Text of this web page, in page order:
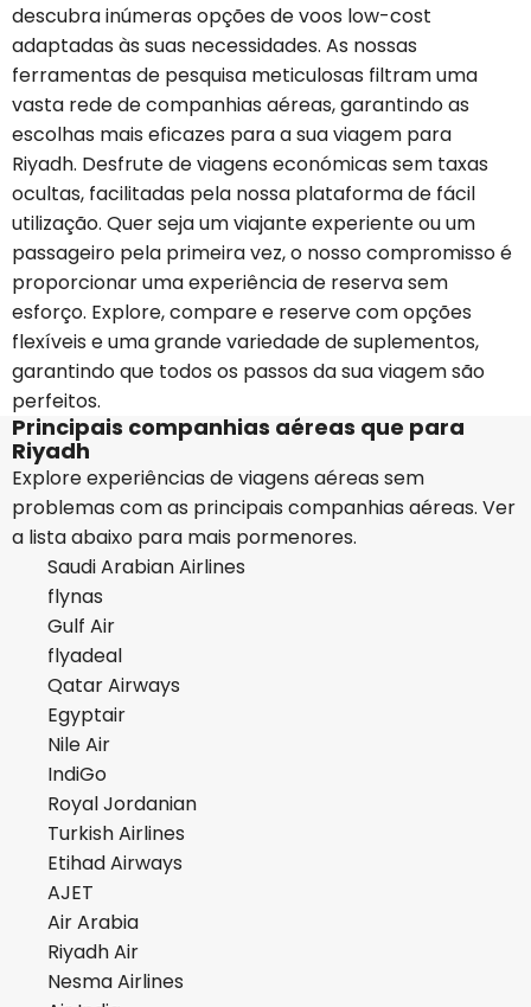
descubra inúmeras opções de voos low-cost
adaptadas às suas necessidades. As nossas
ferramentas de pesquisa meticulosas filtram uma
vasta rede de companhias aéreas, garantindo as
escolhas mais eficazes para a sua viagem para
Riyadh. Desfrute de viagens económicas sem taxas
ocultas, facilitadas pela nossa plataforma de fácil
utilização. Quer seja um viajante experiente ou um
passageiro pela primeira vez, o nosso compromisso é
proporcionar uma experiência de reserva sem
esforço. Explore, compare e reserve com opções
flexíveis e uma grande variedade de suplementos,
garantindo que todos os passos da sua viagem são
perfeitos.
Principais companhias aéreas que para
Riyadh
Explore experiências de viagens aéreas sem
problemas com as principais companhias aéreas. Ver
a lista abaixo para mais pormenores.
Saudi Arabian Airlines
flynas
Gulf Air
flyadeal
Qatar Airways
Egyptair
Nile Air
IndiGo
Royal Jordanian
Turkish Airlines
Etihad Airways
AJET
Air Arabia
Riyadh Air
Nesma Airlines